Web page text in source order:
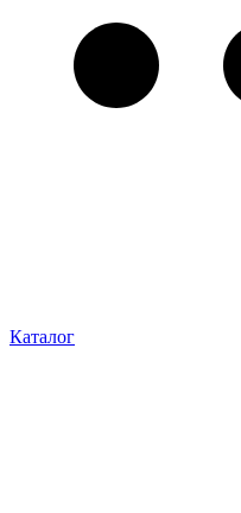
Каталог